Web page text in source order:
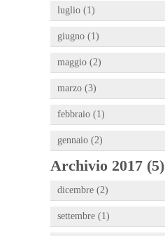
luglio (1)
giugno (1)
maggio (2)
marzo (3)
febbraio (1)
gennaio (2)
Archivio 2017 (5)
dicembre (2)
settembre (1)